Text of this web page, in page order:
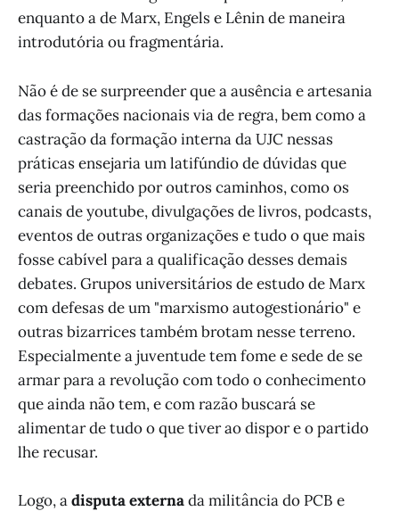
enquanto a de Marx, Engels e Lênin de maneira
introdutória ou fragmentária.
Não é de se surpreender que a ausência e artesania
das formações nacionais via de regra, bem como a
castração da formação interna da UJC nessas
práticas ensejaria um latifúndio de dúvidas que
seria preenchido por outros caminhos, como os
canais de youtube, divulgações de livros, podcasts,
eventos de outras organizações e tudo o que mais
fosse cabível para a qualificação desses demais
debates. Grupos universitários de estudo de Marx
com defesas de um "marxismo autogestionário" e
outras bizarrices também brotam nesse terreno.
Especialmente a juventude tem fome e sede de se
armar para a revolução com todo o conhecimento
que ainda não tem, e com razão buscará se
alimentar de tudo o que tiver ao dispor e o partido
lhe recusar.
Logo, adisputa externada militância do PCB e